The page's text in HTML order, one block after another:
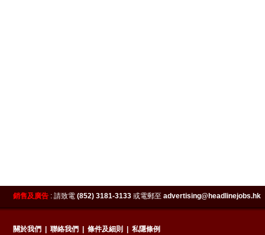
銷售及廣告: 請致電 (852) 3181-3133或電郵至 advertising@headlinejobs.hk
關於我們 聯絡我們 條件及細則 私隱條例